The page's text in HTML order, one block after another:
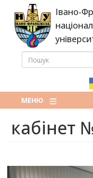
основного
вмісту
Івано-
ПОШУК
МЕНЮ
кабінет